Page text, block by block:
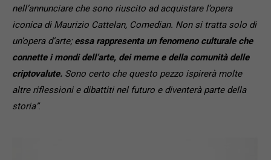
nell’annunciare che sono riuscito ad acquistare l’opera
iconica di Maurizio Cattelan, Comedian. Non si tratta solo di
un’opera d’arte; essa rappresenta un fenomeno culturale che
connette i mondi dell’arte, dei meme e della comunità delle
criptovalute. Sono certo che questo pezzo ispirerà molte
altre riflessioni e dibattiti nel futuro e diventerà parte della
storia”.